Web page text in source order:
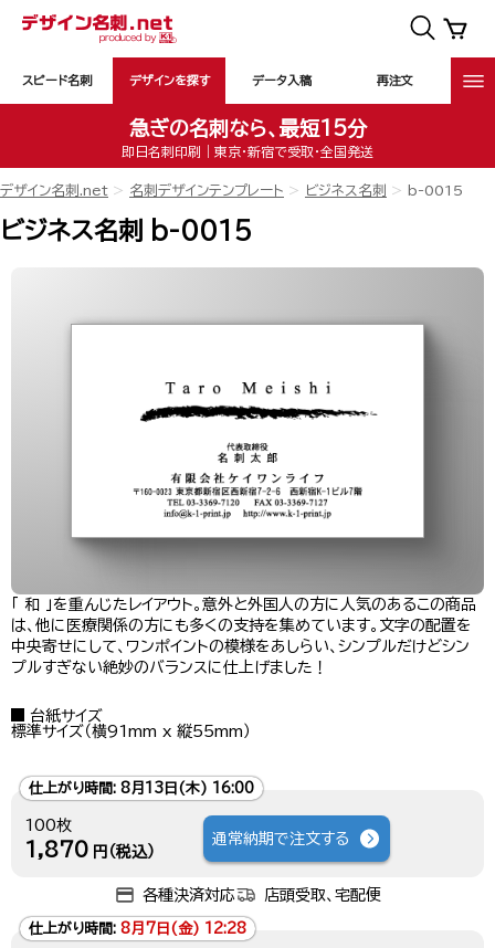
スピード名刺 デザインを探す データ入稿 再注文
急ぎの名刺なら、最短15分
即日名刺印刷｜東京・新宿で受取・全国発送
デザイン名刺.net 名刺デザインテンプレート ビジネス名刺 b-0015
ビジネス名刺 b-0015
「 和 」を重んじたレイアウト。意外と外国人の方に人気のあるこの商品
は、他に医療関係の方にも多くの支持を集めています。文字の配置を
中央寄せにして、ワンポイントの模様をあしらい、シンプルだけどシン
プルすぎない絶妙のバランスに仕上げました！
台紙サイズ
標準サイズ（横91mm x 縦55mm）
仕上がり時間: 8月13日(木) 16:00
100枚
1,870 円（税込）
通常納期で注文する
各種決済対応 店頭受取、宅配便
仕上がり時間: 8月7日(金) 12:28